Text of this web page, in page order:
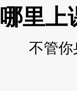
哪里上
不管